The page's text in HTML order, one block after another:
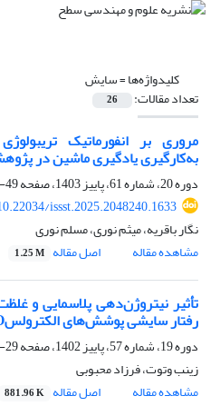
کلیدواژه‌ها =سایش
تعداد مقالات: 26
مروری بر انفورماتیک
به‌کارگیری یادگیری ماشین در
دوره 20، شماره 61، پاییز 1403، صفحه
49-68
issst.2025.2048240.1633
نگار باقریه، میثم نوری، مسلم نوری
مشاهده مقاله
اصل مقاله 1.25 M
تأثیر نیتروژن‌دهی پلاسمایی و
رفتار سایشی پوشش‌های الکترولسNi-B-rGO
دوره 19، شماره 57، پاییز 1402، صفحه
29-41
زینب وتوت، فرزاد محبوبی
مشاهده مقاله
اصل مقاله 881.96 K